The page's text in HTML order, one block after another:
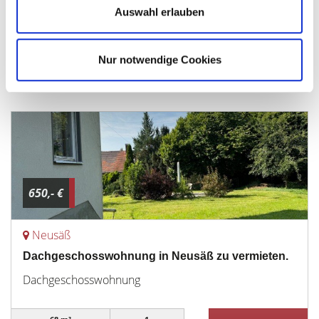
Auswahl erlauben
Nur notwendige Cookies
Penthousewohnung
ZIMMER
650,- €
Neusäß
Dachgeschosswohnung in Neusäß zu vermieten.
Dachgeschosswohnung